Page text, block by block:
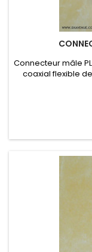
Connecteur mâle
coaxial flexible de